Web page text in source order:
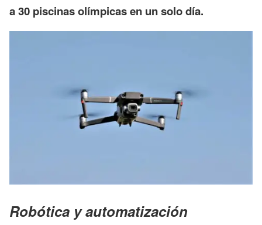
a 30 piscinas olímpicas en un solo día.
Robótica y automatización